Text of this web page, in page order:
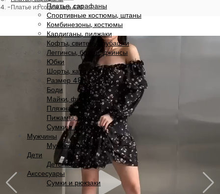
Платья, сарафаны
Спортивные костюмы, штаны
Комбинезоны, костюмы
Кардиганы, пиджаки
Кофты, свитеры, рубашки
Леггинсы, брюки, джинсы
Юбки
Шорты, капри
Размер 48+
Боди
Майки, футболки
Пляжная одежда
Пижамы, халаты
Сумки и кошельки
Мужчины
Мужская одежда
Дети
Детская одежда
Акссесуары
Сумки и рюкзаки
Платье из софта мод 420